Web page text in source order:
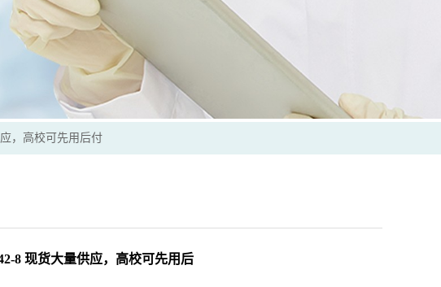
，高校可先用后付
8 现货大量供应，高校可先用后